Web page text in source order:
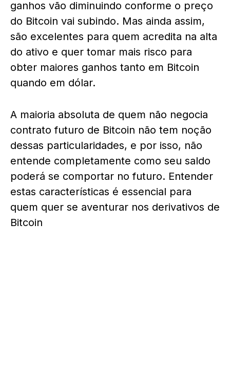
ganhos vão diminuindo conforme o preço
do Bitcoin vai subindo. Mas ainda assim,
são excelentes para quem acredita na alta
do ativo e quer tomar mais risco para
obter maiores ganhos tanto em Bitcoin
quando em dólar.
A maioria absoluta de quem não negocia
contrato futuro de Bitcoin não tem noção
dessas particularidades, e por isso, não
entende completamente como seu saldo
poderá se comportar no futuro. Entender
estas características é essencial para
quem quer se aventurar nos derivativos de
Bitcoin